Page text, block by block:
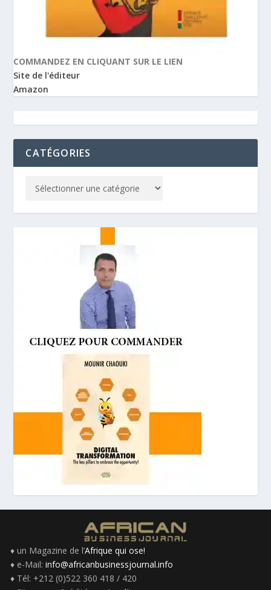
COMMANDEZ EN CLIQUANT SUR LE LIEN
Site de l'éditeur
Amazon
CATÉGORIES
♦ un Magazine de l’Afrique qui ose!
♦ e-Mail: info@africanbusinessjournal.info
♦ Tél: +212 (0)522 360 418 / 420